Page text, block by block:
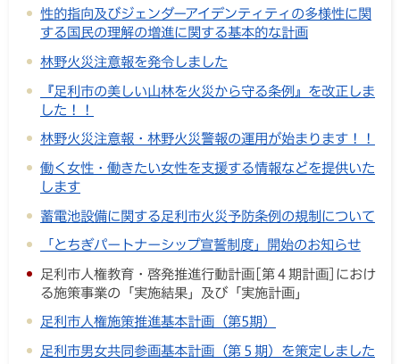
性的指向及びジェンダーアイデンティティの多様性に関
する国民の理解の増進に関する基本的な計画
林野火災注意報を発令しました
『足利市の美しい山林を火災から守る条例』を改正しま
した！！
林野火災注意報・林野火災警報の運用が始まります！！
働く女性・働きたい女性を支援する情報などを提供いた
します
蓄電池設備に関する足利市火災予防条例の規制について
「とちぎパートナーシップ宣誓制度」開始のお知らせ
足利市人権教育・啓発推進行動計画[第４期計画]におけ
る施策事業の「実施結果」及び「実施計画」
足利市人権施策推進基本計画（第5期）
足利市男女共同参画基本計画（第５期）を策定しました